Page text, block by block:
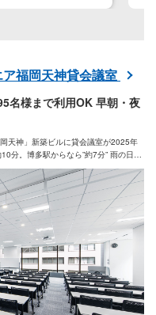
福岡天神貸会議室
名様まで利用OK 早朝・夜
天神」新築ビルに貸会議室が2025年
分。博多駅からなら”約7分” 雨の日も
境で皆様の多様なニーズにお応えし
できます!